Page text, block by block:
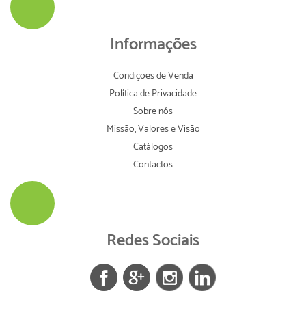
Informações
Condições de Venda
Política de Privacidade
Sobre nós
Missão, Valores e Visão
Catálogos
Contactos
Redes Sociais